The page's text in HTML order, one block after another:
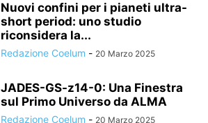
Nuovi confini per i pianeti ultra-
short period: uno studio
riconsidera la...
Redazione Coelum - 20 Marzo 2025
JADES-GS-z14-0: Una Finestra
sul Primo Universo da ALMA
Redazione Coelum - 20 Marzo 2025